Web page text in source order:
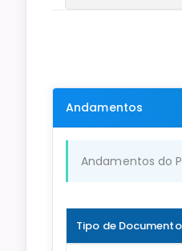
Andamentos
Andamentos do
Tipo de Documento